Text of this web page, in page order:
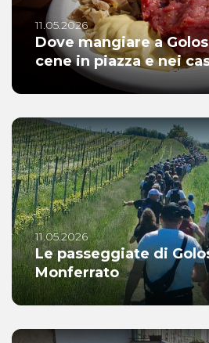
11.05.2026
Dove mangiare a
cene in piazza e nei
11.05.2026
Le passeggiate di
Monferrato